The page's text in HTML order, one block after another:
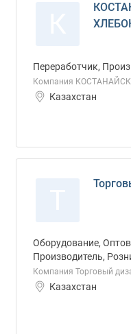
Переработчик,
Компания
Казахстан
Оборудование,
Производитель,
Компания Торговый
Казахстан